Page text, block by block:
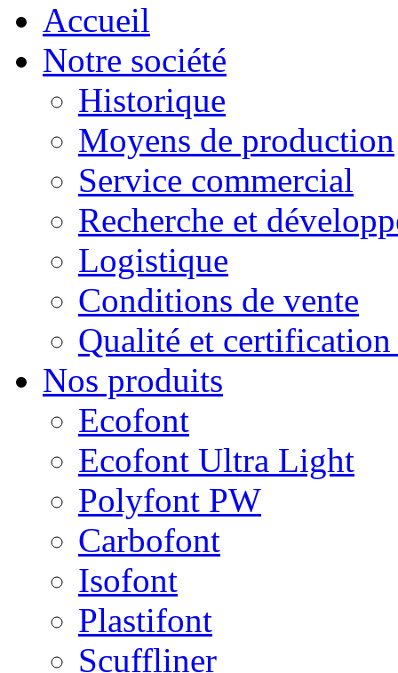
Accueil
Notre société
Historique
Moyens de production
Service commercial
Recherche et
Logistique
Conditions de vente
Qualité et
Nos produits
Ecofont
Ecofont Ultra Light
Polyfont PW
Carbofont
Isofont
Plastifont
Scuffliner